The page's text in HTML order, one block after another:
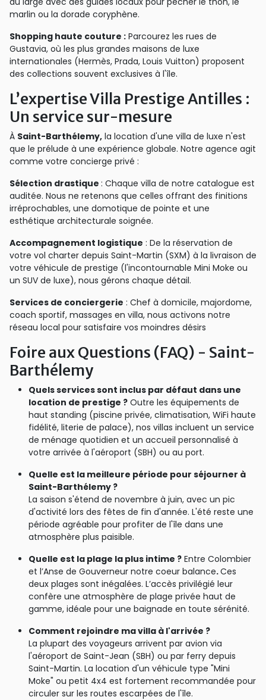
marlin ou la dorade coryphène.
Shopping haute couture : Parcourez les rues de
Gustavia, où les plus grandes maisons de luxe
internationales (Hermès, Prada, Louis Vuitton) proposent
des collections souvent exclusives à l'île.
L’expertise Villa Prestige Antilles :
Un service sur-mesure
À Saint-Barthélemy, la location d'une villa de luxe n'est
que le prélude à une expérience globale. Notre agence agit
comme votre concierge privé :
Sélection drastique : Chaque villa de notre catalogue est
auditée. Nous ne retenons que celles offrant des finitions
irréprochables, une domotique de pointe et une
esthétique architecturale soignée.
Accompagnement logistique : De la réservation de
votre vol charter depuis Saint-Martin (SXM) à la livraison de
votre véhicule de prestige (l'incontournable Mini Moke ou
un SUV de luxe), nous gérons chaque détail.
Services de conciergerie : Chef à domicile, majordome,
coach sportif, massages en villa, nous activons notre
réseau local pour satisfaire vos moindres désirs
Foire aux Questions (FAQ) - Saint-
Barthélemy
Quels services sont inclus par défaut dans une
location de prestige ? Outre les équipements de
haut standing (piscine privée, climatisation, WiFi haute
fidélité, literie de palace), nos villas incluent un service
de ménage quotidien et un accueil personnalisé à
votre arrivée à l'aéroport (SBH) ou au port.
Quelle est la meilleure période pour séjourner à
Saint-Barthélemy ?
La saison s'étend de novembre à juin, avec un pic
d'activité lors des fêtes de fin d'année. L'été reste une
période agréable pour profiter de l'île dans une
atmosphère plus paisible.
Quelle est la plage la plus intime ? Entre Colombier
et l’Anse de Gouverneur notre coeur balance.Ces
deux plages sont inégalées. L’accès privilégié leur
confère une atmosphère de plage privée haut de
gamme, idéale pour une baignade en toute sérénité.
Comment rejoindre ma villa à l'arrivée ?
La plupart des voyageurs arrivent par avion via
l'aéroport de Saint-Jean (SBH) ou par ferry depuis
Saint-Martin. La location d'un véhicule type "Mini
Moke" ou petit 4x4 est fortement recommandée pour
circuler sur les routes escarpées de l'île.